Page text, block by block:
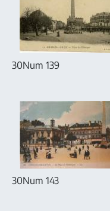
30Num 139
30Num 143